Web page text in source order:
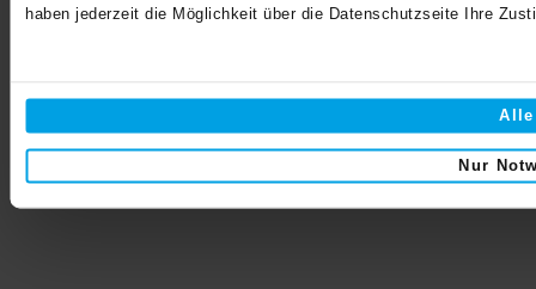
haben jederzeit die Möglichkeit über die Datenschutzseite Ihre
Nur